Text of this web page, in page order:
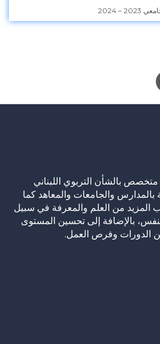
– 2024
بالشأن التربوي اللبناني
بالمدارس والجامعات والمعاهد كما
من العلم والمعرفة في سبيل
بالإضافة إلى تحسين المستوى
الدورات وفرص العمل.